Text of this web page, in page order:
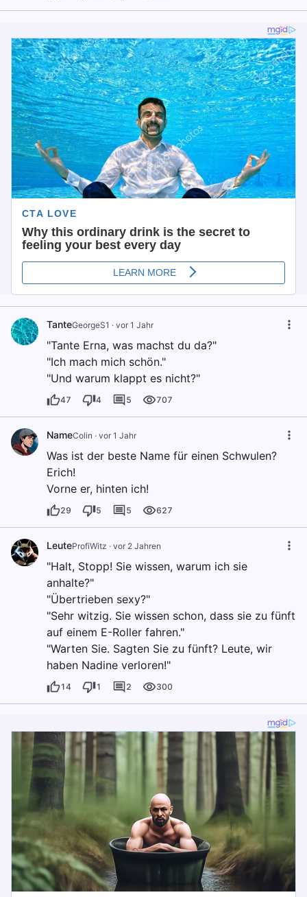
TanteGeorgeS1 · vor 1 Jahr
"Tante Erna, was machst du da?"
"Ich mach mich schön."
"Und warum klappt es nicht?"
47 4 5 707
NameColin · vor 1 Jahr
Was ist der beste Name für einen Schwulen?
Erich!
Vorne er, hinten ich!
29 5 5 627
LeuteProfiWitz · vor 2 Jahren
"Halt, Stopp! Sie wissen, warum ich sie
anhalte?"
"Übertrieben sexy?"
"Sehr witzig. Sie wissen schon, dass sie zu fünft
auf einem E-Roller fahren."
"Warten Sie. Sagten Sie zu fünft? Leute, wir
haben Nadine verloren!"
14 1 2 300